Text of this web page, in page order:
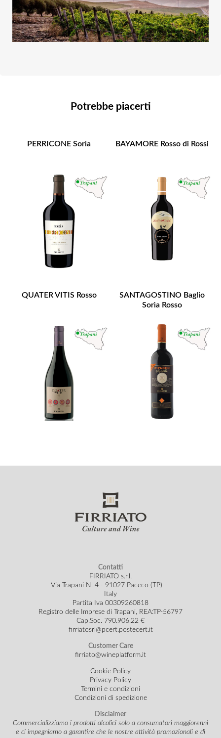
Potrebbe piacerti
PERRICONE Sorìa BAYAMORE Rosso di Rossi
QUATER VITIS Rosso
SANTAGOSTINO Baglio
Sorìa Rosso
Contatti
FIRRIATO s.r.l.
Via Trapani N. 4 - 91027 Paceco (TP)
Italy
Partita Iva 00309260818
Registro delle Imprese di Trapani, REA:TP-56797
Cap.Soc. 790.906,22 €
firriatosrl@pcert.postecert.it
Customer Care
firriato@wineplatform.it
Cookie Policy
Privacy Policy
Termini e condizioni
Condizioni di spedizione
Disclaimer
Commercializziamo i prodotti alcolici solo a consumatori maggiorenni
e ci impegniamo a garantire che le nostre attività promozionali e di